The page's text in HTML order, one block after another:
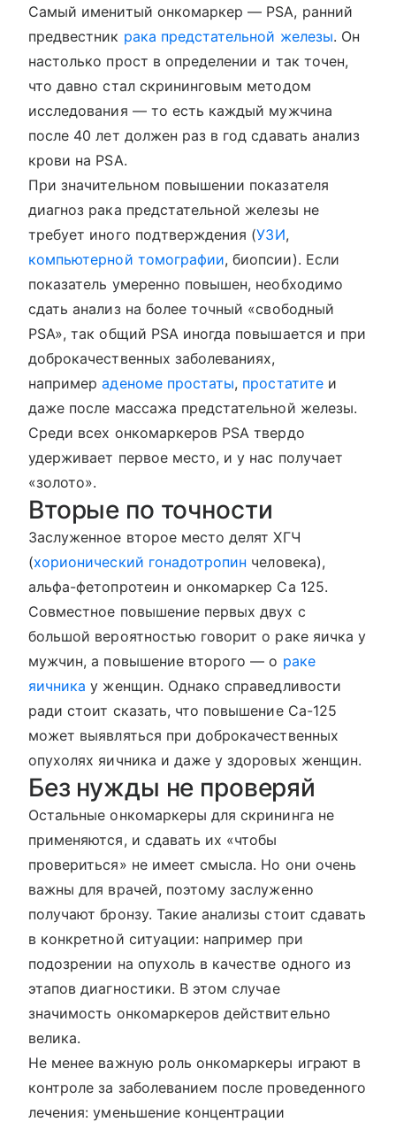
Самый именитый онкомаркер — PSA, ранний
предвестник рака предстательной железы. Он
настолько прост в определении и так точен,
что давно стал скрининговым методом
исследования — то есть каждый мужчина
после 40 лет должен раз в год сдавать анализ
крови на PSA.
При значительном повышении показателя
диагноз рака предстательной железы не
требует иного подтверждения (УЗИ,
компьютерной томографии, биопсии). Если
показатель умеренно повышен, необходимо
сдать анализ на более точный «свободный
PSA», так общий PSA иногда повышается и при
доброкачественных заболеваниях,
напримераденоме простаты, простатитеи
даже после массажа предстательной железы.
Среди всех онкомаркеров PSA твердо
удерживает первое место, и у нас получает
«золото».
Вторые по точности
Заслуженное второе место делят ХГЧ
(хорионический гонадотропин человека),
альфа-фетопротеин и онкомаркер Cа 125.
Совместное повышение первых двух с
большой вероятностью говорит о раке яичка у
мужчин, а повышение второго — о раке
яичника у женщин. Однако справедливости
ради стоит сказать, что повышение Cа-125
может выявляться при доброкачественных
опухолях яичника и даже у здоровых женщин.
Без нужды не проверяй
Остальные онкомаркеры для скрининга не
применяются, и сдавать их «чтобы
провериться» не имеет смысла. Но они очень
важны для врачей, поэтому заслуженно
получают бронзу. Такие анализы стоит сдавать
в конкретной ситуации: например при
подозрении на опухоль в качестве одного из
этапов диагностики. В этом случае
значимость онкомаркеров действительно
велика.
Не менее важную роль онкомаркеры играют в
контроле за заболеванием после проведенного
лечения: уменьшение концентрации